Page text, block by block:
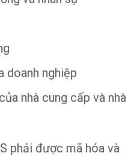
doanh nghiệp
nhà cung cấp và nhà
phải được mã hóa và